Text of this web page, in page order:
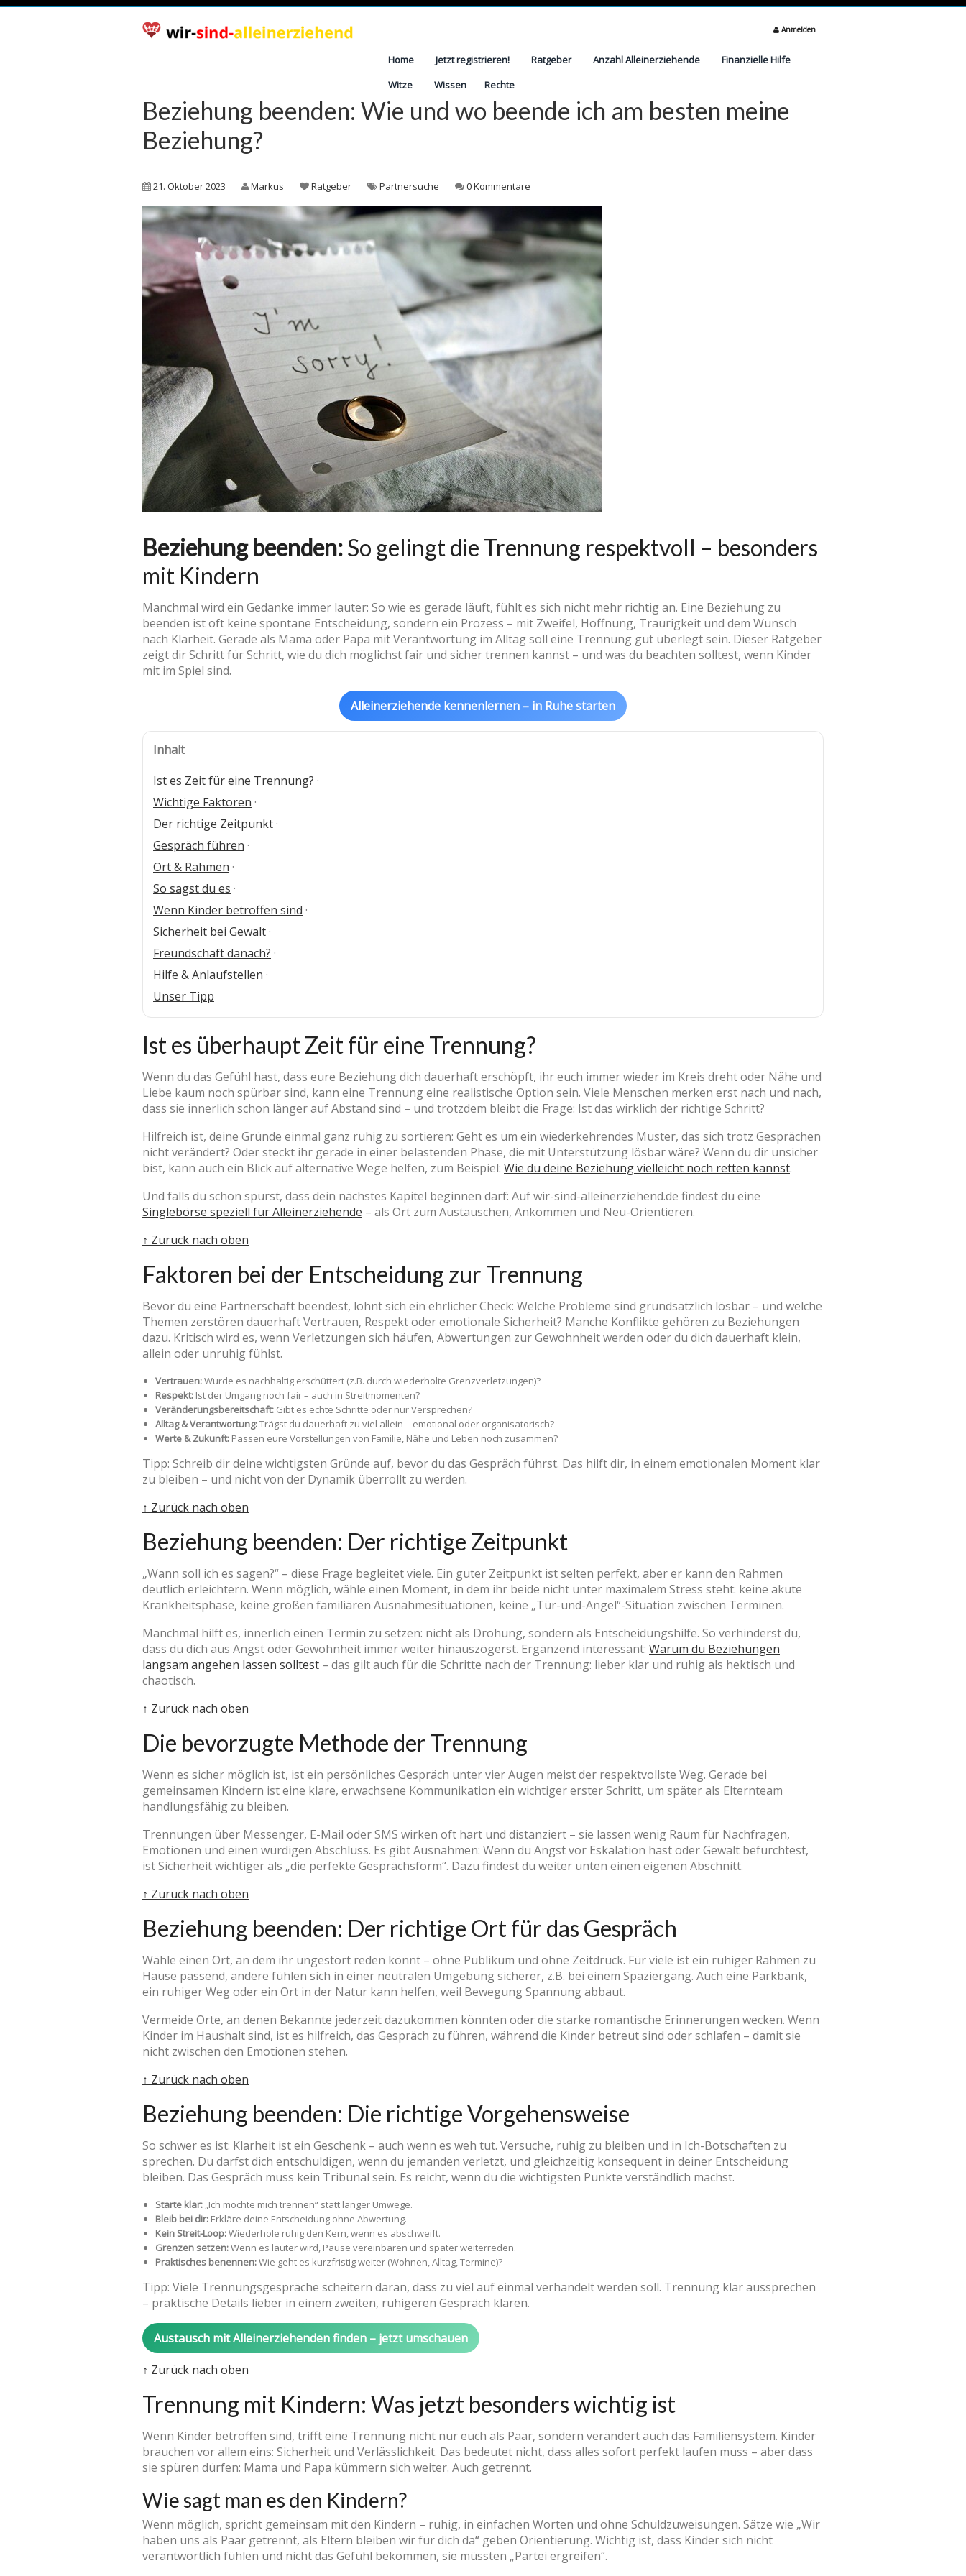
Anmelden
Home Jetzt registrieren! Ratgeber Anzahl Alleinerziehende
Finanzielle Hilfe
Witze
Wissen Rechte
Beziehung beenden: Wie und wo beende ich am besten meine
Beziehung?
21. Oktober 2023 Markus Ratgeber Partnersuche 0 Kommentare
Beziehung beenden:So gelingt die Trennung respektvoll – besonders
mit Kindern
Manchmal wird ein Gedanke immer lauter: So wie es gerade läuft, fühlt es sich nicht mehr richtig an. Eine Beziehung zu
beenden ist oft keine spontane Entscheidung, sondern ein Prozess – mit Zweifel, Hoffnung, Traurigkeit und dem Wunsch
nach Klarheit. Gerade als Mama oder Papa mit Verantwortung im Alltag soll eine Trennung gut überlegt sein. Dieser Ratgeber
zeigt dir Schritt für Schritt, wie du dich möglichst fair und sicher trennen kannst – und was du beachten solltest, wenn Kinder
mit im Spiel sind.
Alleinerziehende kennenlernen – in Ruhe starten
Inhalt
Ist es Zeit für eine Trennung? ·
Wichtige Faktoren ·
Der richtige Zeitpunkt·
Gespräch führen ·
Ort & Rahmen ·
So sagst du es ·
Wenn Kinder betroffen sind ·
Sicherheit bei Gewalt·
Freundschaft danach? ·
Hilfe & Anlaufstellen ·
Unser Tipp
Ist es überhaupt Zeit für eine Trennung?
Wenn du das Gefühl hast, dass eure Beziehung dich dauerhaft erschöpft, ihr euch immer wieder im Kreis dreht oder Nähe und
Liebe kaum noch spürbar sind, kann eine Trennung eine realistische Option sein. Viele Menschen merken erst nach und nach,
dass sie innerlich schon länger auf Abstand sind – und trotzdem bleibt die Frage: Ist das wirklich der richtige Schritt?
Hilfreich ist, deine Gründe einmal ganz ruhig zu sortieren: Geht es um ein wiederkehrendes Muster, das sich trotz Gesprächen
nicht verändert? Oder steckt ihr gerade in einer belastenden Phase, die mit Unterstützung lösbar wäre? Wenn du dir unsicher
bist, kann auch ein Blick auf alternative Wege helfen, zum Beispiel: Wie du deine Beziehung vielleicht noch retten kannst.
Und falls du schon spürst, dass dein nächstes Kapitel beginnen darf: Auf wir-sind-alleinerziehend.de findest du eine
Singlebörse speziell für Alleinerziehende – als Ort zum Austauschen, Ankommen und Neu-Orientieren.
↑ Zurück nach oben
Faktoren bei der Entscheidung zur Trennung
Bevor du eine Partnerschaft beendest, lohnt sich ein ehrlicher Check: Welche Probleme sind grundsätzlich lösbar – und welche
Themen zerstören dauerhaft Vertrauen, Respekt oder emotionale Sicherheit? Manche Konflikte gehören zu Beziehungen
dazu. Kritisch wird es, wenn Verletzungen sich häufen, Abwertungen zur Gewohnheit werden oder du dich dauerhaft klein,
allein oder unruhig fühlst.
Vertrauen:Wurde es nachhaltig erschüttert (z.B. durch wiederholte Grenzverletzungen)?
Respekt: Ist der Umgang noch fair – auch in Streitmomenten?
Veränderungsbereitschaft: Gibt es echte Schritte oder nur Versprechen?
Alltag & Verantwortung:Trägst du dauerhaft zu viel allein – emotional oder organisatorisch?
Werte & Zukunft: Passen eure Vorstellungen von Familie, Nähe und Leben noch zusammen?
Tipp: Schreib dir deine wichtigsten Gründe auf, bevor du das Gespräch führst. Das hilft dir, in einem emotionalen Moment klar
zu bleiben – und nicht von der Dynamik überrollt zu werden.
↑ Zurück nach oben
Beziehung beenden: Der richtige Zeitpunkt
„Wann soll ich es sagen?“ – diese Frage begleitet viele. Ein guter Zeitpunkt ist selten perfekt, aber er kann den Rahmen
deutlich erleichtern. Wenn möglich, wähle einen Moment, in dem ihr beide nicht unter maximalem Stress steht: keine akute
Krankheitsphase, keine großen familiären Ausnahmesituationen, keine „Tür-und-Angel“-Situation zwischen Terminen.
Manchmal hilft es, innerlich einen Termin zu setzen: nicht als Drohung, sondern als Entscheidungshilfe. So verhinderst du,
dass du dich aus Angst oder Gewohnheit immer weiter hinauszögerst. Ergänzend interessant: Warum du Beziehungen
langsam angehen lassen solltest – das gilt auch für die Schritte nach der Trennung: lieber klar und ruhig als hektisch und
chaotisch.
↑ Zurück nach oben
Die bevorzugte Methode der Trennung
Wenn es sicher möglich ist, ist ein persönliches Gespräch unter vier Augen meist der respektvollste Weg. Gerade bei
gemeinsamen Kindern ist eine klare, erwachsene Kommunikation ein wichtiger erster Schritt, um später als Elternteam
handlungsfähig zu bleiben.
Trennungen über Messenger, E-Mail oder SMS wirken oft hart und distanziert – sie lassen wenig Raum für Nachfragen,
Emotionen und einen würdigen Abschluss. Es gibt Ausnahmen: Wenn du Angst vor Eskalation hast oder Gewalt befürchtest,
ist Sicherheit wichtiger als „die perfekte Gesprächsform“. Dazu findest du weiter unten einen eigenen Abschnitt.
↑ Zurück nach oben
Beziehung beenden: Der richtige Ort für das Gespräch
Wähle einen Ort, an dem ihr ungestört reden könnt – ohne Publikum und ohne Zeitdruck. Für viele ist ein ruhiger Rahmen zu
Hause passend, andere fühlen sich in einer neutralen Umgebung sicherer, z.B. bei einem Spaziergang. Auch eine Parkbank,
ein ruhiger Weg oder ein Ort in der Natur kann helfen, weil Bewegung Spannung abbaut.
Vermeide Orte, an denen Bekannte jederzeit dazukommen könnten oder die starke romantische Erinnerungen wecken. Wenn
Kinder im Haushalt sind, ist es hilfreich, das Gespräch zu führen, während die Kinder betreut sind oder schlafen – damit sie
nicht zwischen den Emotionen stehen.
↑ Zurück nach oben
Beziehung beenden: Die richtige Vorgehensweise
So schwer es ist: Klarheit ist ein Geschenk – auch wenn es weh tut. Versuche, ruhig zu bleiben und in Ich-Botschaften zu
sprechen. Du darfst dich entschuldigen, wenn du jemanden verletzt, und gleichzeitig konsequent in deiner Entscheidung
bleiben. Das Gespräch muss kein Tribunal sein. Es reicht, wenn du die wichtigsten Punkte verständlich machst.
Starte klar: „Ich möchte mich trennen“ statt langer Umwege.
Bleib bei dir: Erkläre deine Entscheidung ohne Abwertung.
Kein Streit-Loop:Wiederhole ruhig den Kern, wenn es abschweift.
Grenzen setzen:Wenn es lauter wird, Pause vereinbaren und später weiterreden.
Praktisches benennen:Wie geht es kurzfristig weiter (Wohnen, Alltag, Termine)?
Tipp: Viele Trennungsgespräche scheitern daran, dass zu viel auf einmal verhandelt werden soll. Trennung klar aussprechen
– praktische Details lieber in einem zweiten, ruhigeren Gespräch klären.
Austausch mit Alleinerziehenden finden – jetzt umschauen
↑ Zurück nach oben
Trennung mit Kindern: Was jetzt besonders wichtig ist
Wenn Kinder betroffen sind, trifft eine Trennung nicht nur euch als Paar, sondern verändert auch das Familiensystem. Kinder
brauchen vor allem eins: Sicherheit und Verlässlichkeit. Das bedeutet nicht, dass alles sofort perfekt laufen muss – aber dass
sie spüren dürfen: Mama und Papa kümmern sich weiter. Auch getrennt.
Wie sagt man es den Kindern?
Wenn möglich, spricht gemeinsam mit den Kindern – ruhig, in einfachen Worten und ohne Schuldzuweisungen. Sätze wie „Wir
haben uns als Paar getrennt, als Eltern bleiben wir für dich da“ geben Orientierung. Wichtig ist, dass Kinder sich nicht
verantwortlich fühlen und nicht das Gefühl bekommen, sie müssten „Partei ergreifen“.